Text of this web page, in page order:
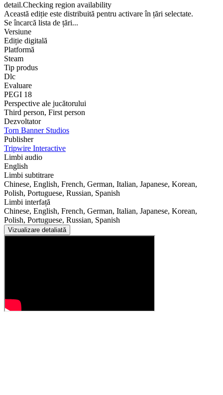
detail.Checking region availability
Această ediție este distribuită pentru activare în țări selectate.
Se încarcă lista de țări...
Versiune
Ediție digitală
Platformă
Steam
Tip produs
Dlc
Evaluare
PEGI 18
Perspective ale jucătorului
Third person, First person
Dezvoltator
Torn Banner Studios
Publisher
Tripwire Interactive
Limbi audio
English
Limbi subtitrare
Chinese, English, French, German, Italian, Japanese, Korean,
Polish, Portuguese, Russian, Spanish
Limbi interfață
Chinese, English, French, German, Italian, Japanese, Korean,
Polish, Portuguese, Russian, Spanish
Vizualizare detaliată